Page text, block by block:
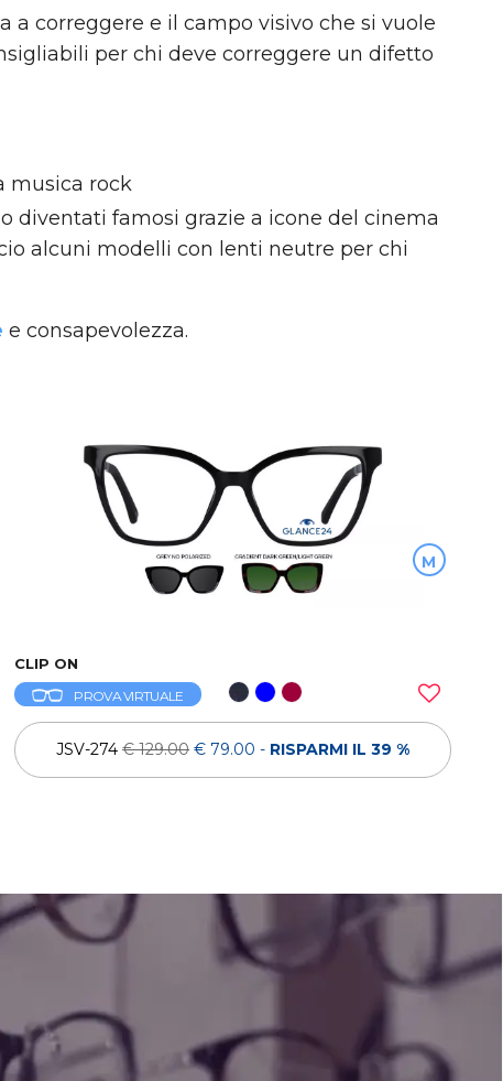
a correggere e il campo visivo che si vuole
per chi deve correggere un difetto
musica rock
diventati famosi grazie a icone del cinema
alcuni modelli con lenti neutre per chi
e consapevolezza.
M
CLIP ON
PROVA VIRTUALE
JSV-274€ 129.00 € 79.00 - RISPARMI IL 39 %